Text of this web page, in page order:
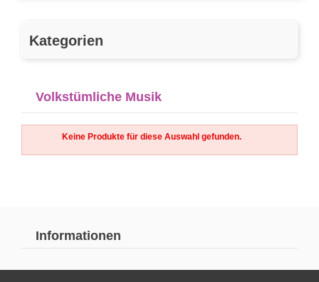
Kategorien
Volkstümliche Musik
Keine Produkte für diese Auswahl gefunden.
Informationen